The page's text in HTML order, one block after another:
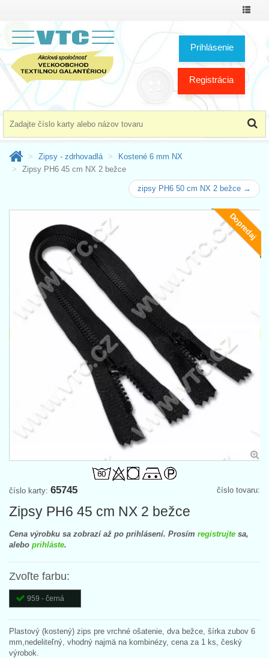
Prepnúť
Prihlásenie
Registrácia
Zipsy - zdrhovadlá
Kostené 6 mm NX
Zipsy PH6 45 cm NX 2 bežce
zipsy PH6 50 cm NX 2 bežce →
Dopredaj
číslo tovaru:
číslo karty: 65745
Zipsy PH6 45 cm NX 2 bežce
Cena výrobku sa zobrazí až po prihlásení. Prosím registrujte sa,
alebo prihláste.
Zvoľte farbu:
959 - černá
Plastový (kostený) zips pre vrchné ošatenie, dva bežce, šírka zubov 6
mm,nedeliteľný, vhodný najmä na kombinézy, cena za 1 ks, český
výrobok.